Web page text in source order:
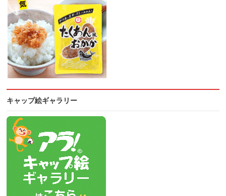
キャップ絵ギャラリー